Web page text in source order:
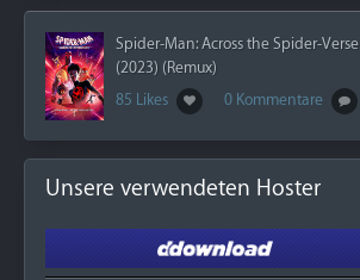
Spider-Man: Across the Spider-Verse
(2023) (Remux)
85 Likes
0 Kommentare
Unsere verwendeten Hoster